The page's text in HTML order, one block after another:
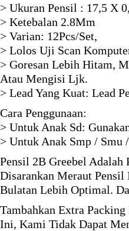
> Ukuran Pensil : 17,5 X
> Ketebalan 2.8Mm
> Varian: 12Pcs/Set,
> Lolos Uji Scan
> Goresan Lebih Hitam,
Atau Mengisi Ljk.
> Lead Yang Kuat: Lead
Cara Penggunaan:
> Untuk Anak Sd:
> Untuk Anak Smp / Smu
Pensil 2B Greebel
Disarankan Meraut Pensil
Bulatan Lebih Optimal.
Tambahkan Extra
Ini, Kami Tidak Dapat